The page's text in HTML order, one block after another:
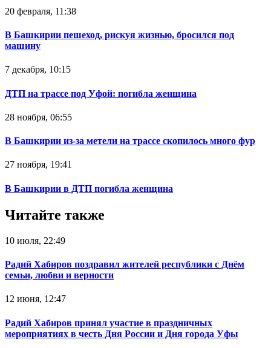
20 февраля, 11:38
В Башкирии пешеход, рискуя жизнью, бросился под
машину
7 декабря, 10:15
ДТП на трассе под Уфой: погибла женщина
28 ноября, 06:55
В Башкирии из-за метели на трассе скопилось много фур
27 ноября, 19:41
В Башкирии в ДТП погибла женщина
Читайте также
10 июля, 22:49
Радий Хабиров поздравил жителей республики с Днём
семьи, любви и верности
12 июня, 12:47
Радий Хабиров принял участие в праздничных
мероприятиях в честь Дня России и Дня города Уфы